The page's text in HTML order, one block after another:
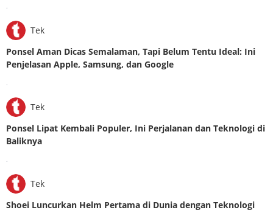
Tek
Ponsel Aman Dicas Semalaman, Tapi Belum Tentu Ideal: Ini
Penjelasan Apple, Samsung, dan Google
Tek
Ponsel Lipat Kembali Populer, Ini Perjalanan dan Teknologi di
Baliknya
Tek
Shoei Luncurkan Helm Pertama di Dunia dengan Teknologi